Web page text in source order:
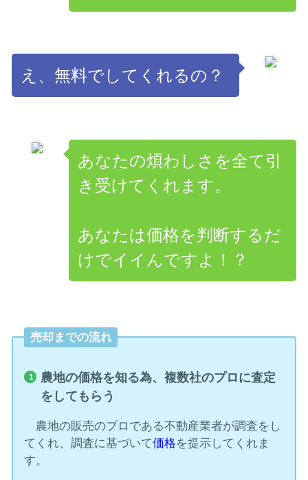
え、無料でしてくれるの？
あなたの煩わしさを全て引
き受けてくれます。
あなたは価格を判断するだ
けでイイんですよ！？
売却までの流れ
農地の価格を知る為、複数社のプロに査定
をしてもらう
農地の販売のプロである不動産業者が調査をし
てくれ、調査に基づいて価格を提示してくれま
す。